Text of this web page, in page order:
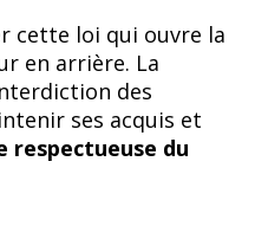
cette loi qui ouvre la
en arrière. La
des
ses acquis et
respectueuse du